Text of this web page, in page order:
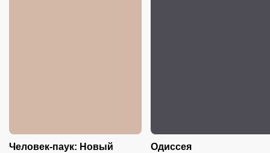
Человек-паук: Новый
Одиссея